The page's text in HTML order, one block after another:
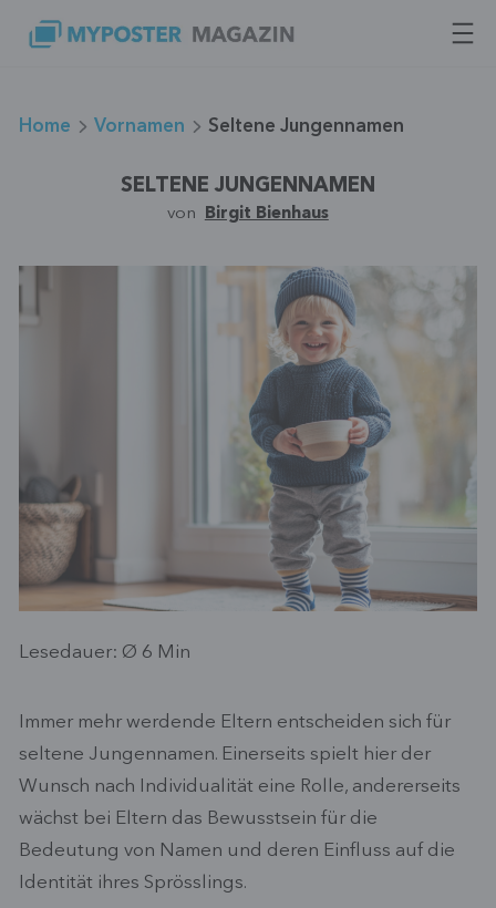
Inhalt
springen
Home Vornamen Seltene Jungennamen
SELTENE JUNGENNAMEN
von Birgit Bienhaus
Lesedauer: Ø 6 Min
Immer mehr werdende Eltern entscheiden sich für
seltene Jungennamen. Einerseits spielt hier der
Wunsch nach Individualität eine Rolle, andererseits
wächst bei Eltern das Bewusstsein für die
Bedeutung von Namen und deren Einfluss auf die
Identität ihres Sprösslings.